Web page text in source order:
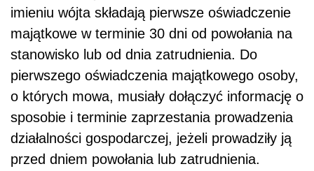
imieniu wójta składają pierwsze oświadczenie
majątkowe w terminie 30 dni od powołania na
stanowisko lub od dnia zatrudnienia. Do
pierwszego oświadczenia majątkowego osoby,
o których mowa, musiały dołączyć informację o
sposobie i terminie zaprzestania prowadzenia
działalności gospodarczej, jeżeli prowadziły ją
przed dniem powołania lub zatrudnienia.